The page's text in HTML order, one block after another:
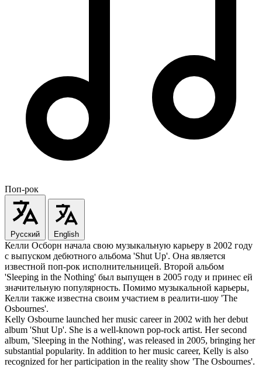
Поп-рок
Русский English
Келли Осборн начала свою музыкальную карьеру в 2002 году
с выпуском дебютного альбома 'Shut Up'. Она является
известной поп-рок исполнительницей. Второй альбом
'Sleeping in the Nothing' был выпущен в 2005 году и принес ей
значительную популярность. Помимо музыкальной карьеры,
Келли также известна своим участием в реалити-шоу 'The
Osbournes'.
Kelly Osbourne launched her music career in 2002 with her debut
album 'Shut Up'. She is a well-known pop-rock artist. Her second
album, 'Sleeping in the Nothing', was released in 2005, bringing her
substantial popularity. In addition to her music career, Kelly is also
recognized for her participation in the reality show 'The Osbournes'.